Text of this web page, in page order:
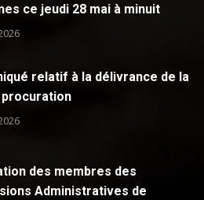
ce jeudi 28 mai à minuit
relatif à la délivrance de la
des membres des
Administratives de